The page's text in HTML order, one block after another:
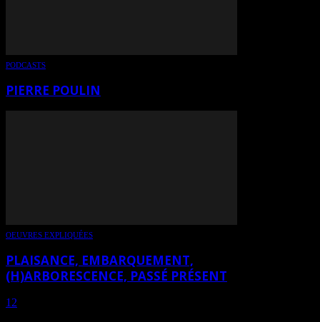
PODCASTS
PIERRE POULIN
OEUVRES EXPLIQUÉES
PLAISANCE, EMBARQUEMENT,
(H)ARBORESCENCE, PASSÉ PRÉSENT
1 2